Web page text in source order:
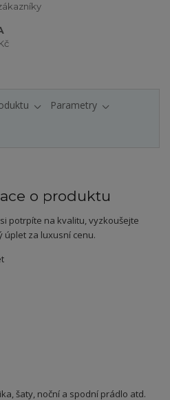
Parametry
o produktu
potrpíte na kvalitu, vyzkoušejte
za luxusní cenu.
šaty, noční a spodní prádlo atd.